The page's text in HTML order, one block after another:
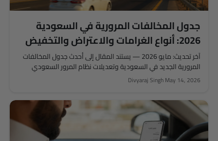
جدول المخالفات المرورية في السعودية
2026: أنواع الغرامات والاعتراض والتخفيض
آخر تحديث: مايو 2026 — يستند المقال إلى أحدث جدول المخالفات
المرورية الجديد في السعودية وتعديلات نظام المرور السعودي
الجديد،...
Divyaraj SinghMay 14, 2026